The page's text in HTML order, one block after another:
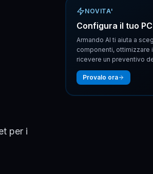
per i
NOVITA'
Configura il tuo
Armando AI ti aiuta a
componenti, ottimizzare
ricevere un preventivo
Provalo ora